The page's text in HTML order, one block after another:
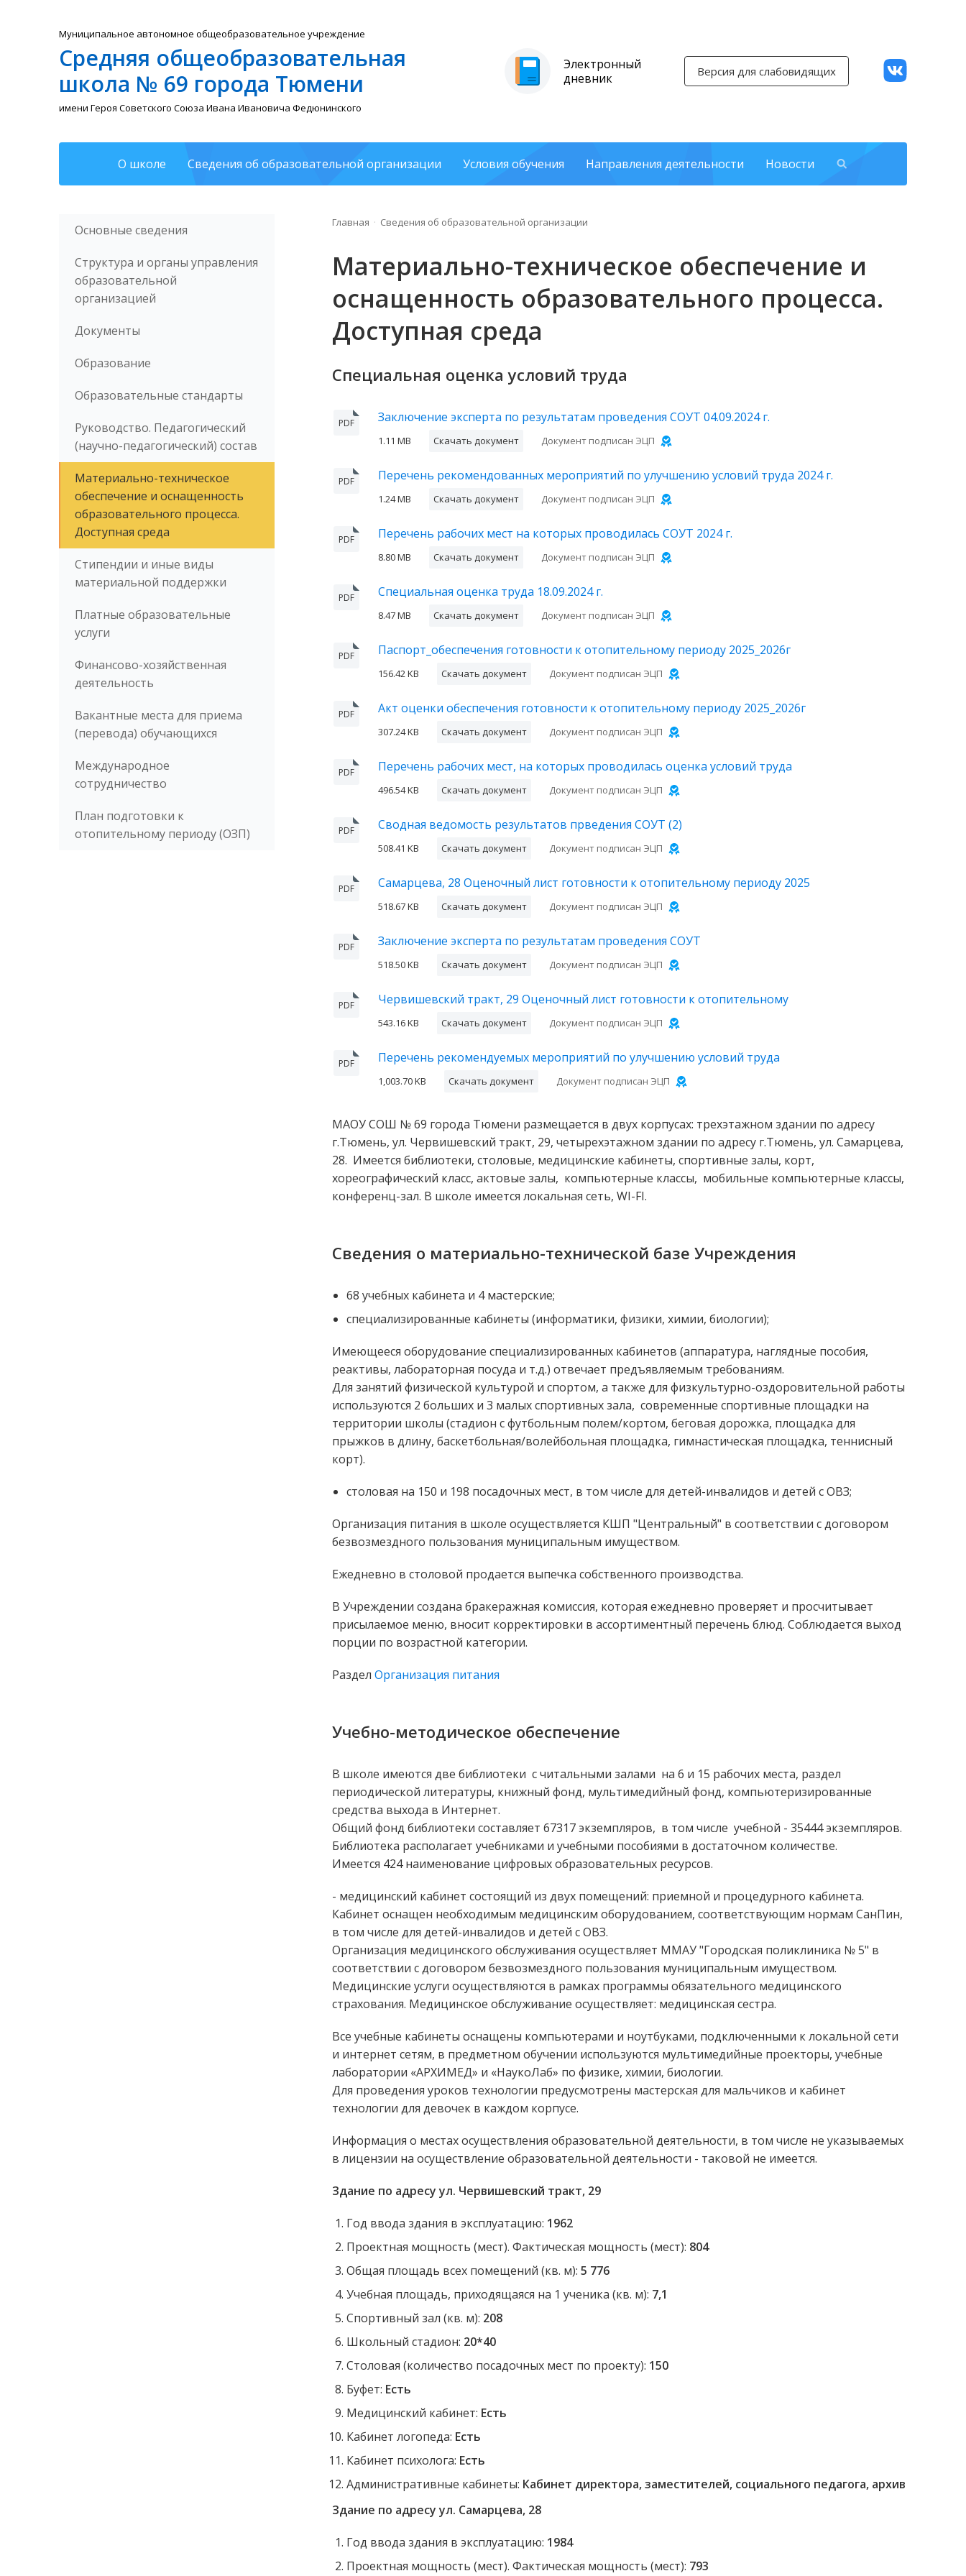
Муниципальное автономное общеобразовательное учреждение
Средняя общеобразовательная
школа № 69 города Тюмени
имени Героя Советского Союза Ивана Ивановича Федюнинского
Электронный
дневник
Версия для слабовидящих
О школе Сведения об образовательной организации Условия обучения Направления деятельности Новости
Основные сведения
Структура и органы управления
образовательной
организацией
Документы
Образование
Образовательные стандарты
Руководство. Педагогический
(научно-педагогический) состав
Материально-техническое
обеспечение и оснащенность
образовательного процесса.
Доступная среда
Стипендии и иные виды
материальной поддержки
Платные образовательные
услуги
Финансово-хозяйственная
деятельность
Вакантные места для приема
(перевода) обучающихся
Международное
сотрудничество
План подготовки к
отопительному периоду (ОЗП)
Главная Сведения об образовательной организации
Материально-техническое обеспечение и
оснащенность образовательного процесса.
Доступная среда
Специальная оценка условий труда
PDF Заключение эксперта по результатам проведения СОУТ 04.09.2024 г.
1.11 MB Скачать документ Документ подписан ЭЦП
PDF Перечень рекомендованных мероприятий по улучшению условий труда 2024 г.
1.24 MB Скачать документ Документ подписан ЭЦП
PDF Перечень рабочих мест на которых проводилась СОУТ 2024 г.
8.80 MB Скачать документ Документ подписан ЭЦП
PDF Специальная оценка труда 18.09.2024 г.
8.47 MB Скачать документ Документ подписан ЭЦП
PDF Паспорт_обеспечения готовности к отопительному периоду 2025_2026г
156.42 KB Скачать документ Документ подписан ЭЦП
PDF Акт оценки обеспечения готовности к отопительному периоду 2025_2026г
307.24 KB Скачать документ Документ подписан ЭЦП
PDF Перечень рабочих мест, на которых проводилась оценка условий труда
496.54 KB Скачать документ Документ подписан ЭЦП
PDF Сводная ведомость результатов прведения СОУТ (2)
508.41 KB Скачать документ Документ подписан ЭЦП
PDF Самарцева, 28 Оценочный лист готовности к отопительному периоду 2025
518.67 KB Скачать документ Документ подписан ЭЦП
PDF Заключение эксперта по результатам проведения СОУТ
518.50 KB Скачать документ Документ подписан ЭЦП
PDF Червишевский тракт, 29 Оценочный лист готовности к отопительному
543.16 KB Скачать документ Документ подписан ЭЦП
PDF Перечень рекомендуемых мероприятий по улучшению условий труда
1,003.70 KB Скачать документ Документ подписан ЭЦП
МАОУ СОШ № 69 города Тюмени размещается в двух корпусах: трехэтажном здании по адресу
г.Тюмень, ул. Червишевский тракт, 29, четырехэтажном здании по адресу г.Тюмень, ул. Самарцева,
28. Имеется библиотеки, столовые, медицинские кабинеты, спортивные залы, корт,
хореографический класс, актовые залы, компьютерные классы, мобильные компьютерные классы,
конференц-зал. В школе имеется локальная сеть, WI-FI.
Сведения о материально-технической базе Учреждения
68 учебных кабинета и 4 мастерские;
специализированные кабинеты (информатики, физики, химии, биологии);
Имеющееся оборудование специализированных кабинетов (аппаратура, наглядные пособия,
реактивы, лабораторная посуда и т.д.) отвечает предъявляемым требованиям.
Для занятий физической культурой и спортом, а также для физкультурно-оздоровительной работы
используются 2 больших и 3 малых спортивных зала, современные спортивные площадки на
территории школы (стадион с футбольным полем/кортом, беговая дорожка, площадка для
прыжков в длину, баскетбольная/волейбольная площадка, гимнастическая площадка, теннисный
корт).
столовая на 150 и 198 посадочных мест, в том числе для детей-инвалидов и детей с ОВЗ;
Организация питания в школе осуществляется КШП "Центральный" в соответствии с договором
безвозмездного пользования муниципальным имуществом.
Ежедневно в столовой продается выпечка собственного производства.
В Учреждении создана бракеражная комиссия, которая ежедневно проверяет и просчитывает
присылаемое меню, вносит корректировки в ассортиментный перечень блюд. Соблюдается выход
порции по возрастной категории.
Раздел Организация питания
Учебно-методическое обеспечение
В школе имеются две библиотеки с читальными залами на 6 и 15 рабочих места, раздел
периодической литературы, книжный фонд, мультимедийный фонд, компьютеризированные
средства выхода в Интернет.
Общий фонд библиотеки составляет 67317 экземпляров, в том числе учебной - 35444 экземпляров.
Библиотека располагает учебниками и учебными пособиями в достаточном количестве.
Имеется 424 наименование цифровых образовательных ресурсов.
- медицинский кабинет состоящий из двух помещений: приемной и процедурного кабинета.
Кабинет оснащен необходимым медицинским оборудованием, соответствующим нормам СанПин,
в том числе для детей-инвалидов и детей с ОВЗ.
Организация медицинского обслуживания осуществляет ММАУ "Городская поликлиника № 5" в
соответствии с договором безвозмездного пользования муниципальным имуществом.
Медицинские услуги осуществляются в рамках программы обязательного медицинского
страхования. Медицинское обслуживание осуществляет: медицинская сестра.
Все учебные кабинеты оснащены компьютерами и ноутбуками, подключенными к локальной сети
и интернет сетям, в предметном обучении используются мультимедийные проекторы, учебные
лаборатории «АРХИМЕД» и «НаукоЛаб» по физике, химии, биологии.
Для проведения уроков технологии предусмотрены мастерская для мальчиков и кабинет
технологии для девочек в каждом корпусе.
Информация о местах осуществления образовательной деятельности, в том числе не указываемых
в лицензии на осуществление образовательной деятельности - таковой не имеется.
Здание по адресу ул. Червишевский тракт, 29
Год ввода здания в эксплуатацию: 1962
Проектная мощность (мест). Фактическая мощность (мест): 804
Общая площадь всех помещений (кв. м): 5 776
Учебная площадь, приходящаяся на 1 ученика (кв. м): 7,1
Спортивный зал (кв. м): 208
Школьный стадион: 20*40
Столовая (количество посадочных мест по проекту): 150
Буфет: Есть
Медицинский кабинет: Есть
Кабинет логопеда: Есть
Кабинет психолога: Есть
Административные кабинеты: Кабинет директора, заместителей, социального педагога, архив
Здание по адресу ул. Самарцева, 28
Год ввода здания в эксплуатацию: 1984
Проектная мощность (мест). Фактическая мощность (мест): 793